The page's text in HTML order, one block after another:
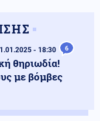
- 18:30 6
θηριωδία!
με βόμβες